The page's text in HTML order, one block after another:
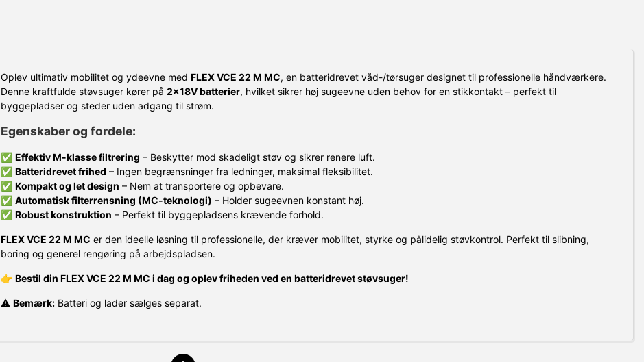
Oplev ultimativ mobilitet og ydeevne med FLEX VCE 22 M MC, en batteridrevet våd-/tørsuger designet til professionelle håndværkere.
Denne kraftfulde støvsuger kører på 2x18V batterier, hvilket sikrer høj sugeevne uden behov for en stikkontakt – perfekt til
byggepladser og steder uden adgang til strøm.
Egenskaber og fordele:
✅ Effektiv M-klasse filtrering – Beskytter mod skadeligt støv og sikrer renere luft.
✅ Batteridrevet frihed – Ingen begrænsninger fra ledninger, maksimal fleksibilitet.
✅ Kompakt og let design – Nem at transportere og opbevare.
✅ Automatisk filterrensning (MC-teknologi) – Holder sugeevnen konstant høj.
✅ Robust konstruktion – Perfekt til byggepladsens krævende forhold.
FLEX VCE 22 M MC er den ideelle løsning til professionelle, der kræver mobilitet, styrke og pålidelig støvkontrol. Perfekt til slibning,
boring og generel rengøring på arbejdspladsen.
👉 Bestil din FLEX VCE 22 M MC i dag og oplev friheden ved en batteridrevet støvsuger!
⚠️ Bemærk: Batteri og lader sælges separat.